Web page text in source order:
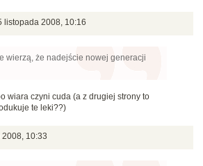
listopada 2008, 10:16
wierzą, że nadejście nowej generacji
wiara czyni cuda (a z drugiej strony to
te leki??)
10:33